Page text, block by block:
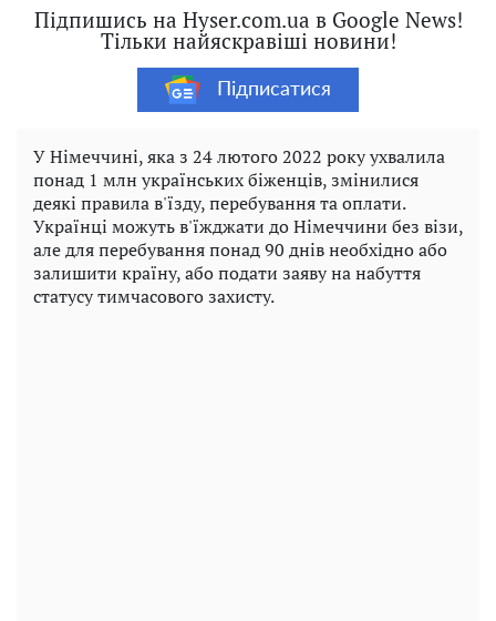
Підпишись на Hyser.com.ua в Google News!
Тільки найяскравіші новини!
Підписатися
У Німеччині, яка з 24 лютого 2022 року ухвалила
понад 1 млн українських біженців, змінилися
деякі правила в'їзду, перебування та оплати.
Українці можуть в'їжджати до Німеччини без візи,
але для перебування понад 90 днів необхідно або
залишити країну, або подати заяву на набуття
статусу тимчасового захисту.